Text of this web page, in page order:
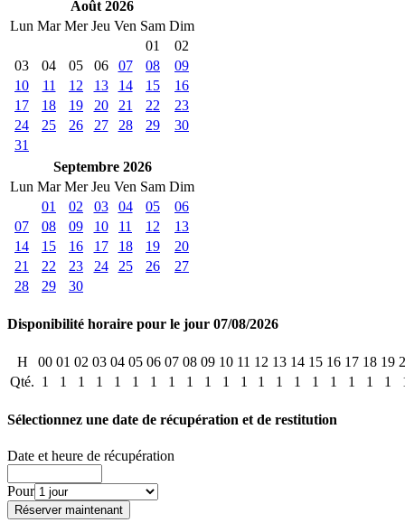
Août 2026
Lun Mar Mer Jeu Ven Sam Dim
01
02
03
04 05 06 07 08
09
10
11 12 13 14 15
16
17
18 19 20 21 22
23
24
25 26 27 28 29
30
31
Septembre 2026
Lun Mar Mer Jeu Ven Sam Dim
01
02 03 04 05
06
07
08 09 10 11 12
13
14
15 16 17 18 19
20
21
22 23 24 25 26
27
28
29 30
Disponibilité horaire pour le jour 07/08/2026
H 00 01 02 03 04 05 06 07 08 09 10 11 12 13 14 15 16 17 18 19
Qté. 1 1 1 1 1 1 1 1 1 1 1 1 1 1 1 1 1 1 1 1
Sélectionnez une date de récupération et de restitution
Date et heure de récupération
Pour